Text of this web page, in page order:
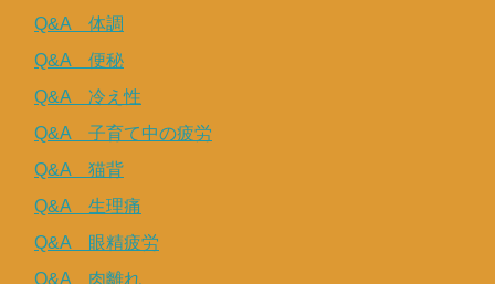
Q&A 体調
Q&A 便秘
Q&A 冷え性
Q&A 子育て中の疲労
Q&A 猫背
Q&A 生理痛
Q&A 眼精疲労
Q&A 肉離れ